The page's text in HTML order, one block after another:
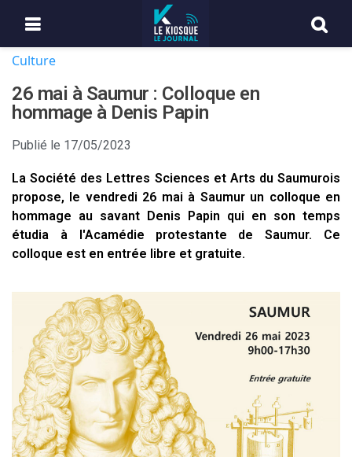
Culture
26 mai à Saumur : Colloque en
hommage à Denis Papin
Publié le 17/05/2023
La Société des Lettres Sciences et Arts du Saumurois
propose, le vendredi 26 mai à Saumur un colloque en
hommage au savant Denis Papin qui en son temps
étudia à l'Acamédie protestante de Saumur. Ce
colloque est en entrée libre et gratuite.